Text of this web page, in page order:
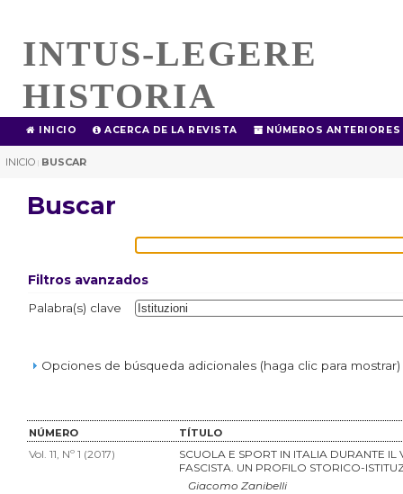
INTUS-LEGERE
HISTORIA
INICIO ACERCA DE LA REVISTA NÚMEROS ANTERIORES
INICIO | BUSCAR
Buscar
Filtros avanzados
Palabra(s) clave
Opciones de búsqueda adicionales (haga clic para mostrar)
NÚMERO TÍTULO
Vol. 11, Nº 1 (2017)
SCUOLA E SPORT IN ITALIA DURANTE IL
FASCISTA. UN PROFILO STORICO-
Giacomo Zanibelli